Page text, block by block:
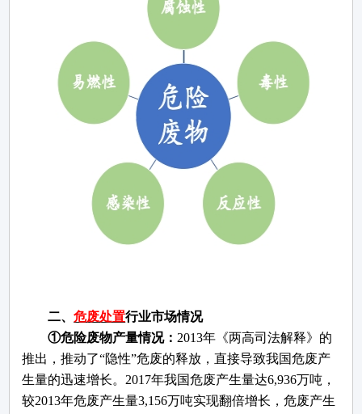
二、危废处置行业市场情况
①危险废物产量情况： 2013年《两高司法解释》的
推出，推动了“隐性”危废的释放，直接导致我国危废产
生量的迅速增长。2017年我国危废产生量达6,936万吨，
较2013年危废产生量3,156万吨实现翻倍增长，危废产生